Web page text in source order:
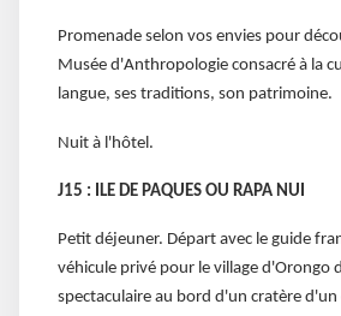
Promenade selon vos envies pour
Musée d'Anthropologie consacré à la
langue, ses traditions, son patrimoine.
Nuit à l'hôtel.
J15 : ILE DE PAQUES OU RAPA NUI
Petit déjeuner. Départ avec le guide
véhicule privé pour le village d'Orongo
spectaculaire au bord d'un cratère